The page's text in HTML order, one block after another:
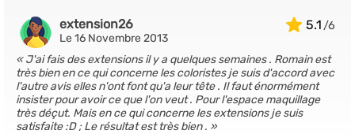
5.1
extension26
Le 16 Novembre 2013
J'ai fais des extensions il y a quelques semaines . Romain est
très bien en ce qui concerne les coloristes je suis d'accord avec
l'autre avis elles n'ont font qu'a leur tête . Il faut énormément
insister pour avoir ce que l'on veut . Pour l'espace maquillage
très déçut. Mais en ce qui concerne les extensions je suis
satisfaite :D ; Le résultat est très bien .